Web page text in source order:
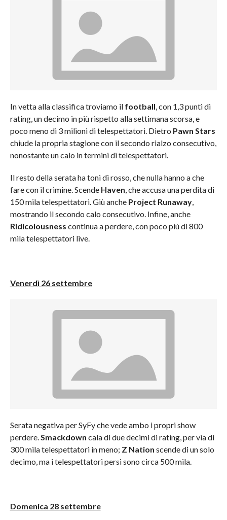
In vetta alla classifica troviamo il football , con 1,3 punti di
rating, un decimo in più rispetto alla settimana scorsa, e
poco meno di 3 milioni di telespettatori. Dietro Pawn Stars
chiude la propria stagione con il secondo rialzo consecutivo,
nonostante un calo in termini di telespettatori.
Il resto della serata ha toni di rosso, che nulla hanno a che
fare con il crimine. Scende Haven , che accusa una perdita di
150 mila telespettatori. Giù anche Project Runaway,
mostrando il secondo calo consecutivo. Infine, anche
Ridicolousness continua a perdere, con poco più di 800
mila telespettatori live.
Venerdì 26 settembre
Serata negativa per SyFy che vede ambo i propri show
perdere.Smackdown cala di due decimi di rating, per via di
300 mila telespettatori in meno; Z Nation scende di un solo
decimo, ma i telespettatori persi sono circa 500 mila.
Domenica 28 settembre